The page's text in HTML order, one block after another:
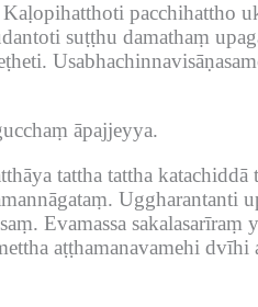
Kaḷopihatthoti pacchihattho
suṭṭhu damathaṃ
āpajjeyya.
tattha tattha katachiddā
Uggharantanti
Evamassa
aṭṭhamanavamehi dvīhi